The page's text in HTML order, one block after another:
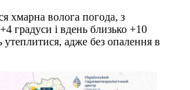
хмарна волога погода, з
градуси і вдень близько +10
утеплитися, адже без опалення в